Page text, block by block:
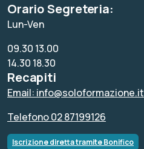
Orario Segreteria:
Lun-Ven
09.30 13.00
14.30 18.30
Recapiti
Email: info@soloformazione.it
Telefono 02 87199126
Iscrizione diretta tramite Bonifico